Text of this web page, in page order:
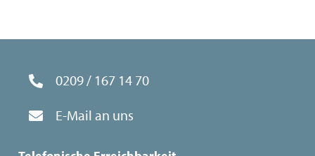
0209 / 167 14 70
E-Mail an uns